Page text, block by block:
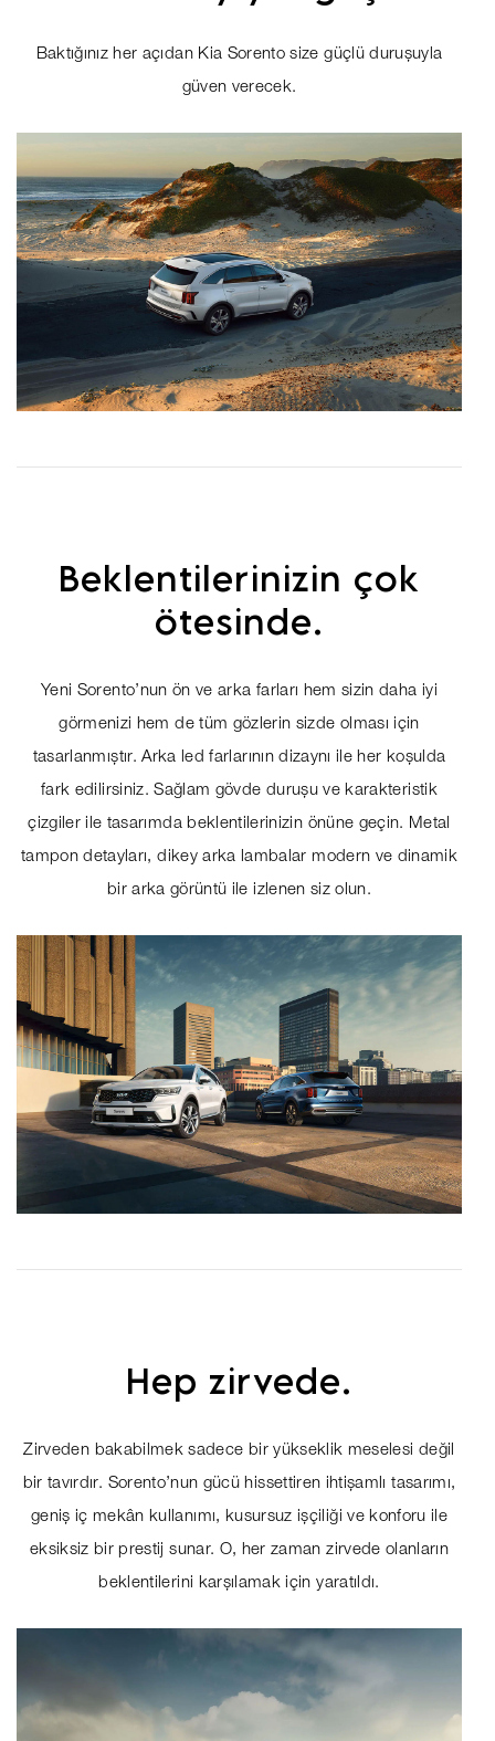
Baktığınız her açıdan Kia Sorento size güçlü duruşuyla
güven verecek.
Beklentilerinizin çok
ötesinde.
Yeni Sorento’nun ön ve arka farları hem sizin daha iyi
görmenizi hem de tüm gözlerin sizde olması için
tasarlanmıştır. Arka led farlarının dizaynı ile her koşulda
fark edilirsiniz. Sağlam gövde duruşu ve karakteristik
çizgiler ile tasarımda beklentilerinizin önüne geçin. Metal
tampon detayları, dikey arka lambalar modern ve dinamik
bir arka görüntü ile izlenen siz olun.
Hep zirvede.
Zirveden bakabilmek sadece bir yükseklik meselesi değil
bir tavırdır. Sorento’nun gücü hissettiren ihtişamlı tasarımı,
geniş iç mekân kullanımı, kusursuz işçiliği ve konforu ile
eksiksiz bir prestij sunar. O, her zaman zirvede olanların
beklentilerini karşılamak için yaratıldı.